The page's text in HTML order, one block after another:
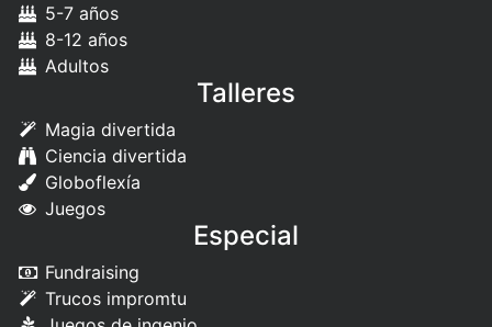
5-7 años
8-12 años
Adultos
Talleres
Magia divertida
Ciencia divertida
Globoflexía
Juegos
Especial
Fundraising
Trucos impromtu